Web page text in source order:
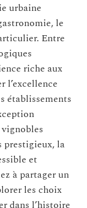
urbaine
le
Entre
riche aux
l’excellence
établissements
vignobles
prestigieux, la
et
à partager un
les choix